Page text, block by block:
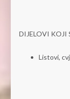
DIJELOVI KOJI
Listovi,